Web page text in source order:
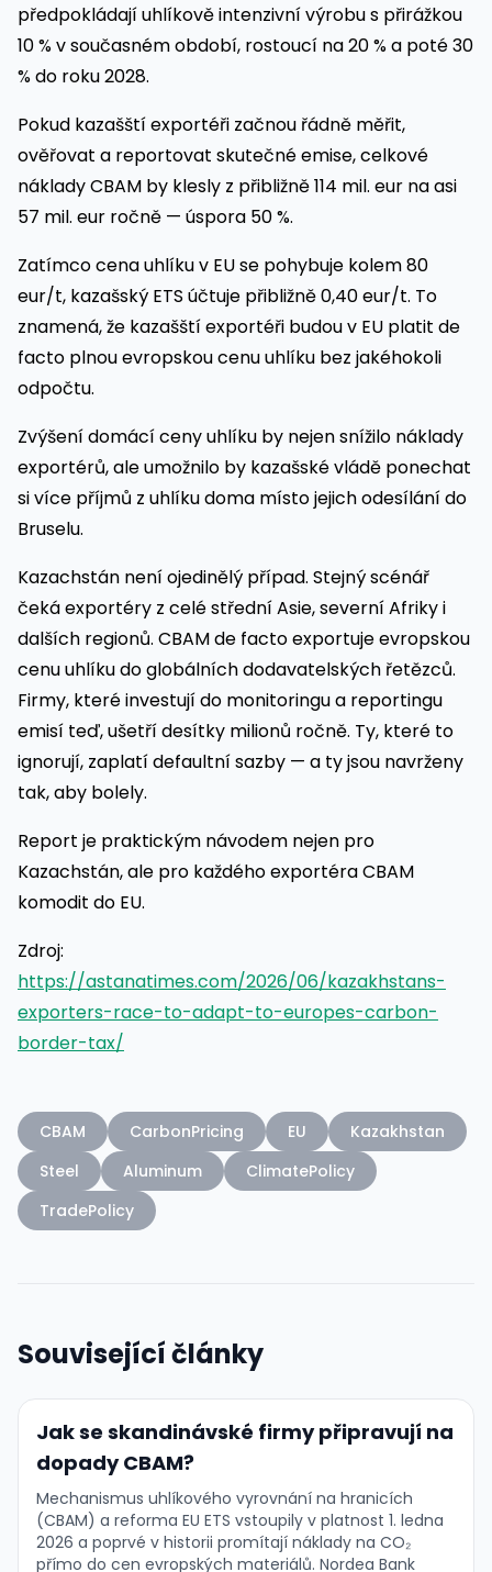
předpokládají uhlíkově intenzivní výrobu s přirážkou
10 % v současném období, rostoucí na 20 % a poté 30
% do roku 2028.
Pokud kazašští exportéři začnou řádně měřit,
ověřovat a reportovat skutečné emise, celkové
náklady CBAM by klesly z přibližně 114 mil. eur na asi
57 mil. eur ročně — úspora 50 %.
Zatímco cena uhlíku v EU se pohybuje kolem 80
eur/t, kazašský ETS účtuje přibližně 0,40 eur/t. To
znamená, že kazašští exportéři budou v EU platit de
facto plnou evropskou cenu uhlíku bez jakéhokoli
odpočtu.
Zvýšení domácí ceny uhlíku by nejen snížilo náklady
exportérů, ale umožnilo by kazašské vládě ponechat
si více příjmů z uhlíku doma místo jejich odesílání do
Bruselu.
Kazachstán není ojedinělý případ. Stejný scénář
čeká exportéry z celé střední Asie, severní Afriky i
dalších regionů. CBAM de facto exportuje evropskou
cenu uhlíku do globálních dodavatelských řetězců.
Firmy, které investují do monitoringu a reportingu
emisí teď, ušetří desítky milionů ročně. Ty, které to
ignorují, zaplatí defaultní sazby — a ty jsou navrženy
tak, aby bolely.
Report je praktickým návodem nejen pro
Kazachstán, ale pro každého exportéra CBAM
komodit do EU.
Zdroj:
https://astanatimes.com/2026/06/kazakhstans-
exporters-race-to-adapt-to-europes-carbon-
border-tax/
CBAM CarbonPricing EU
Kazakhstan
Steel
Aluminum
ClimatePolicy
TradePolicy
Související články
Jak se skandinávské firmy připravují na
dopady CBAM?
Mechanismus uhlíkového vyrovnání na hranicích
(CBAM) a reforma EU ETS vstoupily v platnost 1. ledna
2026 a poprvé v historii promítají náklady na CO₂
přímo do cen evropských materiálů. Nordea Bank